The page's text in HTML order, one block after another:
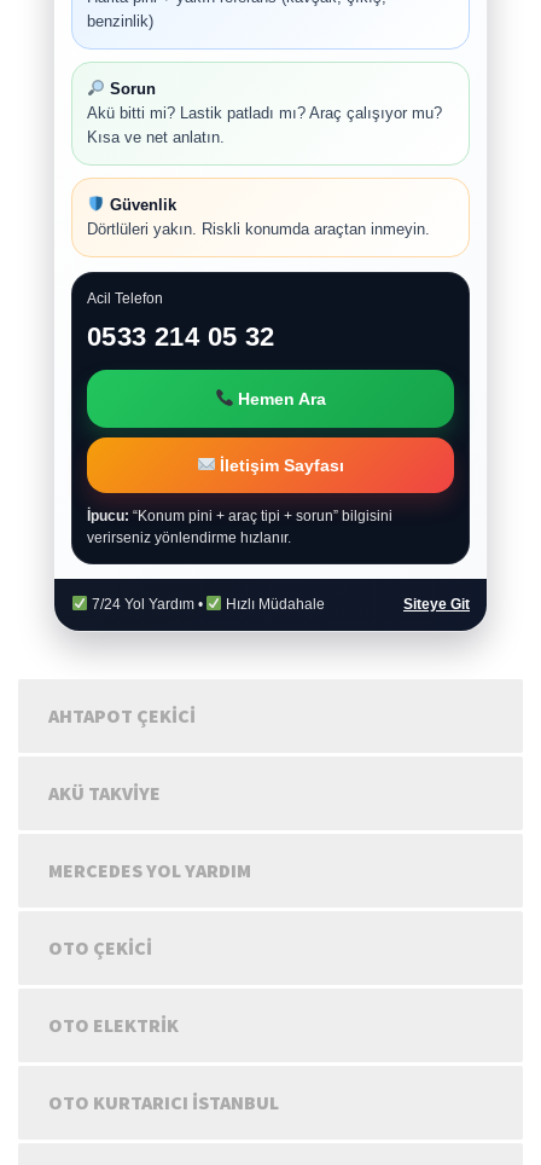
benzinlik)
Sorun
Akü bitti mi? Lastik patladı mı? Araç çalışıyor mu?
Kısa ve net anlatın.
Güvenlik
Dörtlüleri yakın. Riskli konumda araçtan inmeyin.
Acil Telefon
0533 214 05 32
Hemen Ara
İletişim Sayfası
İpucu: “Konum pini + araç tipi + sorun” bilgisini
verirseniz yönlendirme hızlanır.
7/24 Yol Yardım • Hızlı Müdahale Siteye Git
AHTAPOT ÇEKICI
AKÜ TAKVIYE
MERCEDES YOL YARDIM
OTO ÇEKICI
OTO ELEKTRIK
OTO KURTARICI İSTANBUL